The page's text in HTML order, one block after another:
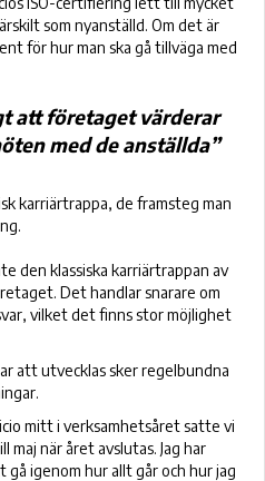
som nyanställd. Om det är
för hur man ska gå tillväga med
att företaget värderar
med de anställda”
karriärtrappa, de framsteg man
den klassiska karriärtrappan av
Det handlar snarare om
vilket det finns stor möjlighet
att utvecklas sker regelbundna
mitt i verksamhetsåret satte vi
maj när året avslutas. Jag har
igenom hur allt går och hur jag